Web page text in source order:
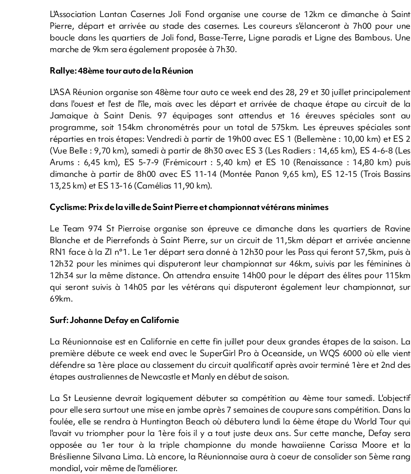
L'Association Lantan Casernes Joli Fond organise une course de 12km ce dimanche à Saint
Pierre, départ et arrivée au stade des casernes. Les coureurs s'élanceront à 7h00 pour une
boucle dans les quartiers de Joli fond, Basse-Terre, Ligne paradis et Ligne des Bambous. Une
marche de 9km sera également proposée à 7h30.
Rallye: 48ème tour auto de la Réunion
L'ASA Réunion organise son 48ème tour auto ce week end des 28, 29 et 30 juillet principalement
dans l'ouest et l'est de l'île, mais avec les départ et arrivée de chaque étape au circuit de la
Jamaique à Saint Denis. 97 équipages sont attendus et 16 éreuves spéciales sont au
programme, soit 154km chronométrés pour un total de 575km. Les épreuves spéciales sont
réparties en trois étapes: Vendredi à partir de 19h00 avec ES 1 (Bellemène : 10,00 km) et ES 2
(Vue Belle : 9,70 km), samedi à partir de 8h30 avec ES 3 (Les Radiers : 14,65 km), ES 4-6-8 (Les
Arums : 6,45 km), ES 5-7-9 (Frémicourt : 5,40 km) et ES 10 (Renaissance : 14,80 km) puis
dimanche à partir de 8h00 avec ES 11-14 (Montée Panon 9,65 km), ES 12-15 (Trois Bassins
13,25 km) et ES 13-16 (Camélias 11,90 km).
Cyclisme: Prix de la ville de Saint Pierre et championnat vétérans minimes
Le Team 974 St Pierroise organise son épreuve ce dimanche dans les quartiers de Ravine
Blanche et de Pierrefonds à Saint Pierre, sur un circuit de 11,5km départ et arrivée ancienne
RN1 face à la ZI n°1. Le 1er départ sera donné à 12h30 pour les Pass qui feront 57,5km, puis à
12h32 pour les minimes qui disputeront leur championnat sur 46km, suivis par les féminines à
12h34 sur la même distance. On attendra ensuite 14h00 pour le départ des élites pour 115km
qui seront suivis à 14h05 par les vétérans qui disputeront également leur championnat, sur
69km.
Surf: Johanne Defay en Californie
La Réunionnaise est en Californie en cette fin juillet pour deux grandes étapes de la saison. La
première débute ce week end avec le SuperGirl Pro à Oceanside, un WQS 6000 où elle vient
défendre sa 1ère place au classement du circuit qualificatif après avoir terminé 1ère et 2nd des
étapes australiennes de Newcastle et Manly en début de saison.
La St Leusienne devrait logiquement débuter sa compétition au 4ème tour samedi. L'objectif
pour elle sera surtout une mise en jambe après 7 semaines de coupure sans compétition. Dans la
foulée, elle se rendra à Huntington Beach où débutera lundi la 6ème étape du World Tour qui
l'avait vu triompher pour la 1ère fois il y a tout juste deux ans. Sur cette manche, Defay sera
opposée au 1er tour à la triple championne du monde hawaiienne Carissa Moore et la
Brésilienne Silvana Lima. Là encore, la Réunionnaise aura à coeur de consolider son 5ème rang
mondial, voir même de l'améliorer.